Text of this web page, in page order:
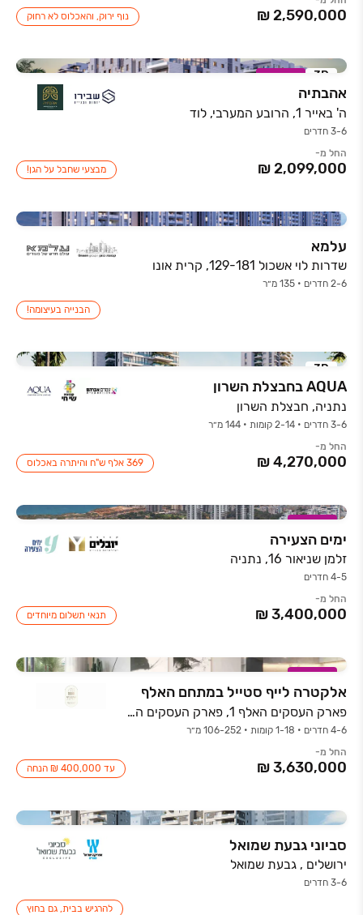
נוף ירוק, והאכלוס לא רחוק
3D במבצע
אהבתיה
ה' באייר 1, הרובע המערבי, לוד
3-6 חדרים
החל מ-
מבצעי שחבל על הגן!
עלמא
שדרות לוי אשכול 129-181, קרית אונו
2-6 חדרים • 135 מ״ר
הבנייה בעיצומה!
3D
AQUA בחבצלת השרון
נתניה, חבצלת השרון
3-6 חדרים • 2-14 קומות • 144 מ״ר
החל מ-
369 אלף ש"ח והיתרה באכלוס
במבצע
ימים הצעירה
זלמן שניאור 16, נתניה
4-5 חדרים
החל מ-
תנאי תשלום מיוחדים
במבצע
אלקטרה לייף סטייל במתחם האלף
פארק העסקים האלף 1, פארק העסקים האלף, ראשון לציון
4-6 חדרים • 1-18 קומות • 106-252 מ״ר
החל מ-
עד 400,000 ₪ הנחה
סביוני גבעת שמואל
ירושלים , גבעת שמואל
3-6 חדרים
להרגיש בבית, גם בחוץ